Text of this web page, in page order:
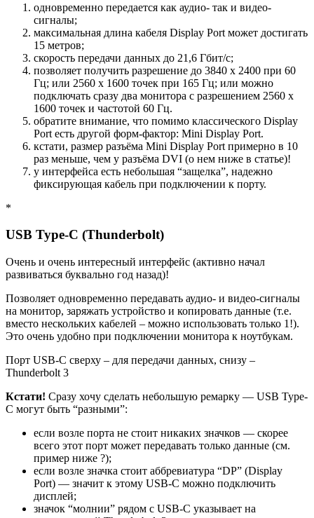
одновременно передается как аудио- так и видео-
сигналы;
максимальная длина кабеля Display Port может достигать
15 метров;
скорость передачи данных до 21,6 Гбит/с;
позволяет получить разрешение до 3840 х 2400 при 60
Гц; или 2560 х 1600 точек при 165 Гц; или можно
подключать сразу два монитора с разрешением 2560 х
1600 точек и частотой 60 Гц.
обратите внимание, что помимо классического Display
Port есть другой форм-фактор: Mini Display Port.
кстати, размер разъёма Mini Display Port примерно в 10
раз меньше, чем у разъёма DVI (о нем ниже в статье)!
у интерфейса есть небольшая “защелка”, надежно
фиксирующая кабель при подключении к порту.
*
USB Type-С (Thunderbolt)
Очень и очень интересный интерфейс (активно начал
развиваться буквально год назад)!
Позволяет одновременно передавать аудио- и видео-сигналы
на монитор, заряжать устройство и копировать данные (т.е.
вместо нескольких кабелей – можно использовать только 1!).
Это очень удобно при подключении монитора к ноутбукам.
Порт USB-C сверху – для передачи данных, снизу –
Thunderbolt 3
Кстати! Сразу хочу сделать небольшую ремарку — USB Type-
С могут быть “разными”:
если возле порта не стоит никаких значков — скорее
всего этот порт может передавать только данные (см.
пример ниже ?);
если возле значка стоит аббревиатура “DP” (Display
Port) — значит к этому USB-C можно подключить
дисплей;
значок “молнии” рядом с USB-C указывает на